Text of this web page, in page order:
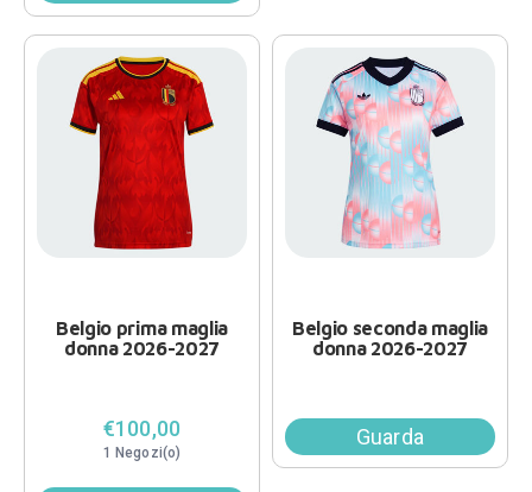
Belgio prima maglia
donna 2026-2027
€100,00
1 Negozi(o)
Belgio seconda maglia
donna 2026-2027
Guarda